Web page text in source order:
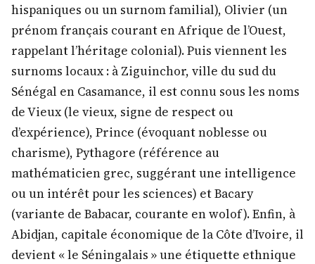
hispaniques ou un surnom familial), Olivier (un
prénom français courant en Afrique de l’Ouest,
rappelant l’héritage colonial). Puis viennent les
surnoms locaux : à Ziguinchor, ville du sud du
Sénégal en Casamance, il est connu sous les noms
de Vieux (le vieux, signe de respect ou
d’expérience), Prince (évoquant noblesse ou
charisme), Pythagore (référence au
mathématicien grec, suggérant une intelligence
ou un intérêt pour les sciences) et Bacary
(variante de Babacar, courante en wolof). Enfin, à
Abidjan, capitale économique de la Côte d’Ivoire, il
devient « le Séningalais » une étiquette ethnique